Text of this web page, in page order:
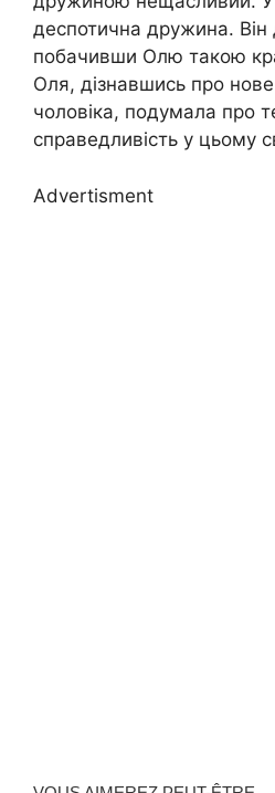
деспотична дружина.
побачивши Олю такою
Оля, дізнавшись про
чоловіка, подумала про
справедливість у цьому
Advertisment